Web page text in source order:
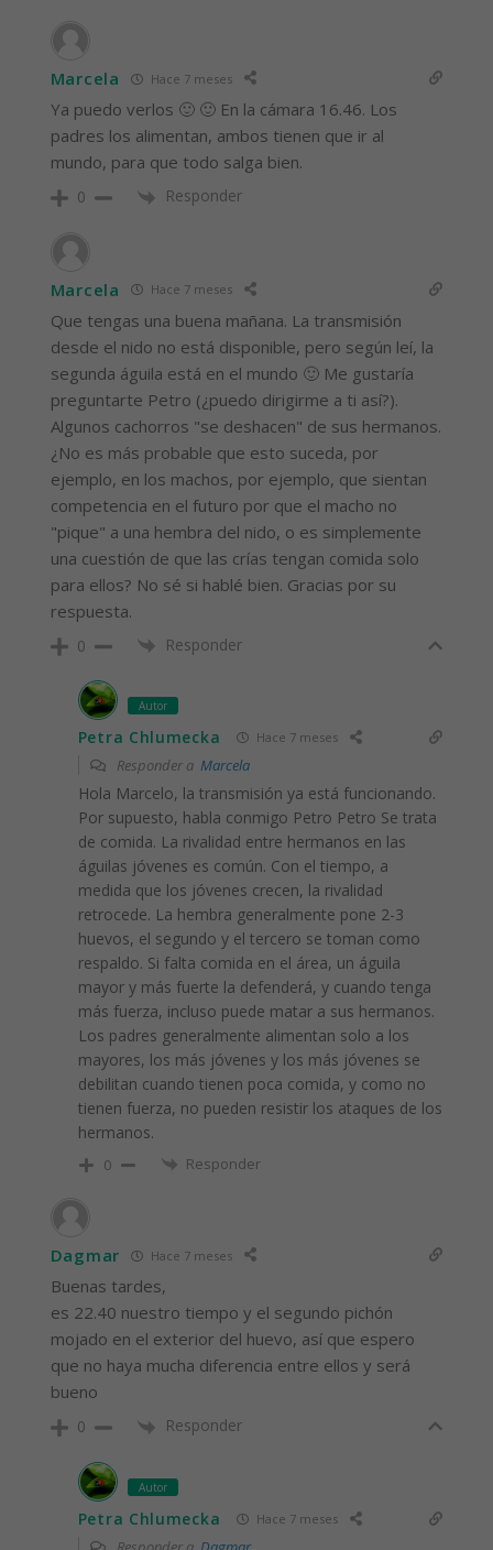
Marcela Hace 7 meses
Ya puedo verlos 🙂 🙂 En la cámara 16.46. Los
padres los alimentan, ambos tienen que ir al
mundo, para que todo salga bien.
0 Responder
Marcela Hace 7 meses
Que tengas una buena mañana. La transmisión
desde el nido no está disponible, pero según leí, la
segunda águila está en el mundo 🙂 Me gustaría
preguntarte Petro (¿puedo dirigirme a ti así?).
Algunos cachorros "se deshacen" de sus hermanos.
¿No es más probable que esto suceda, por
ejemplo, en los machos, por ejemplo, que sientan
competencia en el futuro por que el macho no
"pique" a una hembra del nido, o es simplemente
una cuestión de que las crías tengan comida solo
para ellos? No sé si hablé bien. Gracias por su
respuesta.
0 Responder
Autor
Petra Chlumecka Hace 7 meses
Responder a Marcela
Hola Marcelo, la transmisión ya está funcionando.
Por supuesto, habla conmigo Petro Petro Se trata
de comida. La rivalidad entre hermanos en las
águilas jóvenes es común. Con el tiempo, a
medida que los jóvenes crecen, la rivalidad
retrocede. La hembra generalmente pone 2-3
huevos, el segundo y el tercero se toman como
respaldo. Si falta comida en el área, un águila
mayor y más fuerte la defenderá, y cuando tenga
más fuerza, incluso puede matar a sus hermanos.
Los padres generalmente alimentan solo a los
mayores, los más jóvenes y los más jóvenes se
debilitan cuando tienen poca comida, y como no
tienen fuerza, no pueden resistir los ataques de los
hermanos.
0 Responder
Dagmar Hace 7 meses
Buenas tardes,
es 22.40 nuestro tiempo y el segundo pichón
mojado en el exterior del huevo, así que espero
que no haya mucha diferencia entre ellos y será
bueno
0 Responder
Autor
Petra Chlumecka Hace 7 meses